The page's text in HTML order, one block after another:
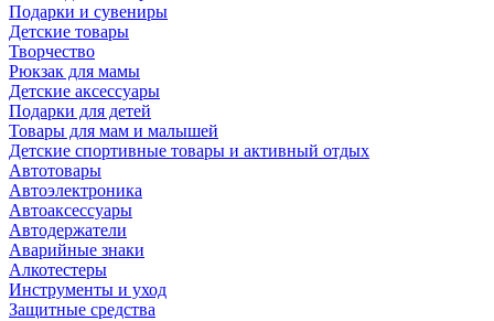
Подарки и сувениры
Детские товары
Творчество
Рюкзак для мамы
Детские аксессуары
Подарки для детей
Товары для мам и малышей
Детские спортивные товары и активный отдых
Автотовары
Автоэлектроника
Автоаксессуары
Автодержатели
Аварийные знаки
Алкотестеры
Инструменты и уход
Защитные средства